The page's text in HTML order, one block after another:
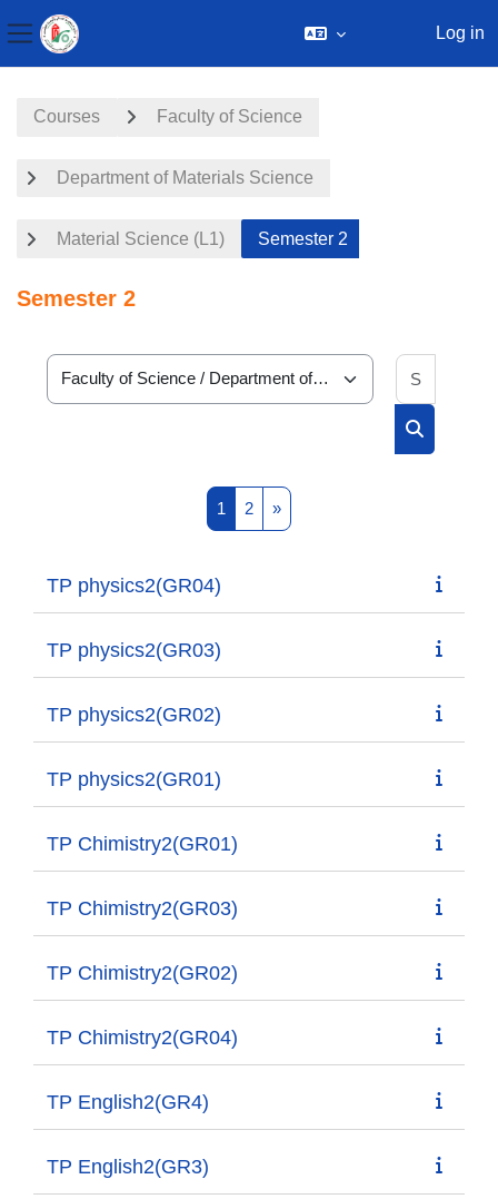
Side panel
Log in
Courses Faculty of Science
Department of Materials Science
Material Science (L1) Semester 2
Semester 2
Course categories
1 Page 1
2Page 2
»Next page
TP physics2(GR04)
TP physics2(GR03)
TP physics2(GR02)
TP physics2(GR01)
TP Chimistry2(GR01)
TP Chimistry2(GR03)
TP Chimistry2(GR02)
TP Chimistry2(GR04)
TP English2(GR4)
TP English2(GR3)